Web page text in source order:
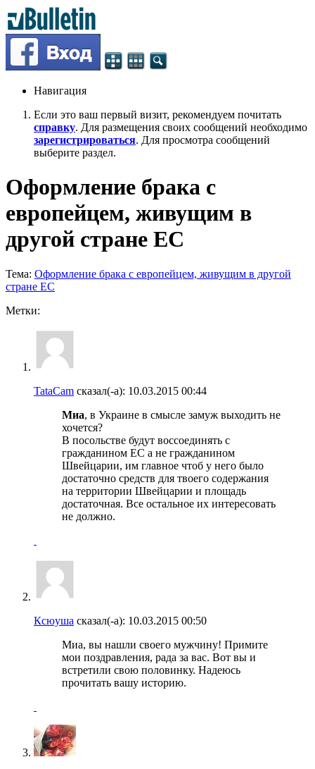
Навигация
Если это ваш первый визит, рекомендуем почитать
справку. Для размещения своих сообщений необходимо
зарегистрироваться. Для просмотра сообщений
выберите раздел.
Оформление брака с
европейцем, живущим в
другой стране ЕС
Тема: Оформление брака с европейцем, живущим в другой
стране ЕС
Метки:
TataCam сказал(-а): 10.03.2015 00:44
Миа, в Украине в смысле замуж выходить не
хочется?
В посольстве будут воссоединять с
гражданином ЕС а не гражданином
Швейцарии, им главное чтоб у него было
достаточно средств для твоего содержания
на территории Швейцарии и площадь
достаточная. Все остальное их интересовать
не должно.
Ксюуша сказал(-а): 10.03.2015 00:50
Миа, вы нашли своего мужчину! Примите
мои поздравления, рада за вас. Вот вы и
встретили свою половинку. Надеюсь
прочитать вашу историю.